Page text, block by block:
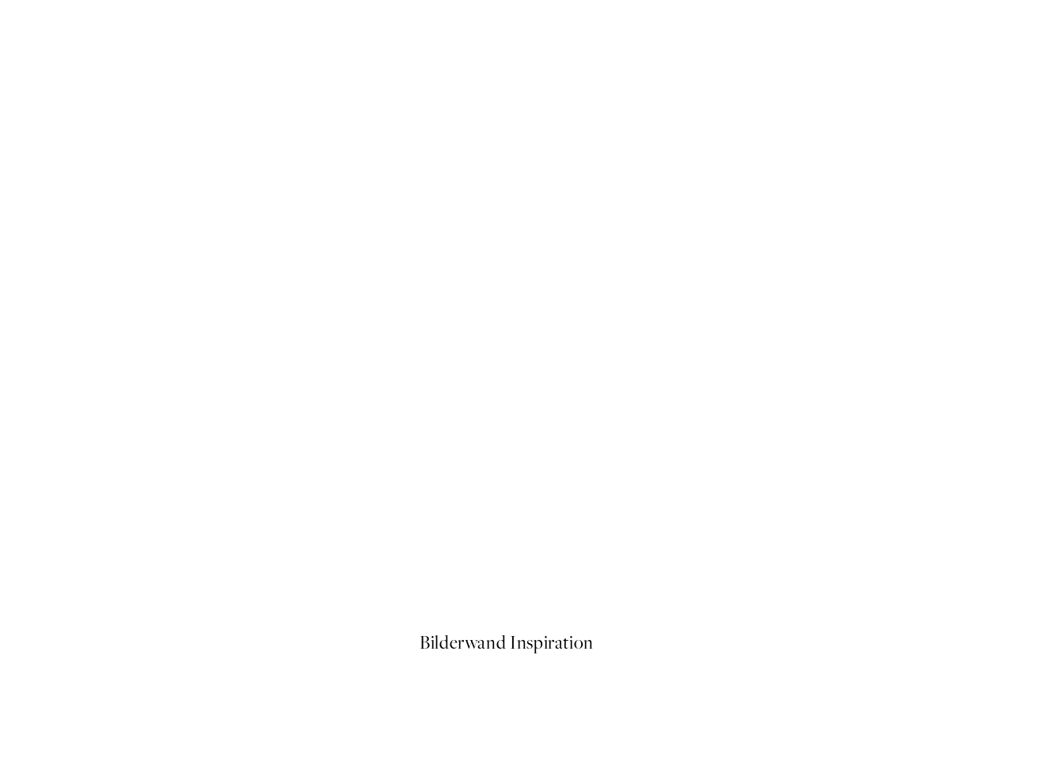
Bilderwand Inspiration